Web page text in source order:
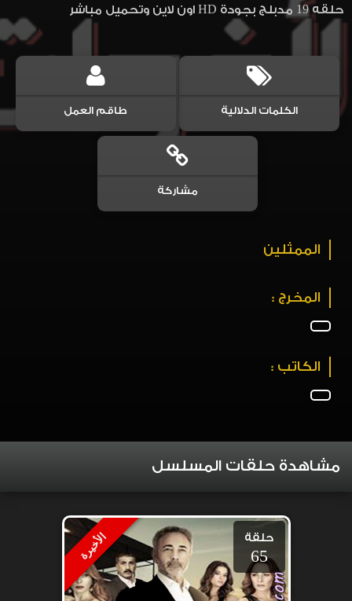
حلقه 19 مدبلج بجودة HD اون لاين وتحميل مباشر
الكلمات الدلالية طاقم العمل
مشاركة
الممثلين
المخرج :
الكاتب :
مشاهدة حلقات المسلسل
الأخيرة حلقة
65